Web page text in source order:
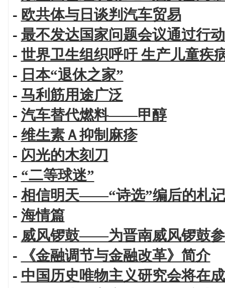
- 欧共体与日谈判汽车贸易
- 最不发达国家问题会议通过行
- 世界卫生组织呼吁 生产儿童疾
- 日本“退休之家”
- 马利筋用途广泛
- 汽车替代燃料——甲醇
- 维生素Ａ抑制麻疹
- 闪光的木刻刀
- “二等球迷”
- 相信明天——“诗选”编后的札记
- 海情篇
- 威风锣鼓——为晋南威风锣鼓
-
《金融调节与金融改革》简介
- 中国历史唯物主义研究会将在